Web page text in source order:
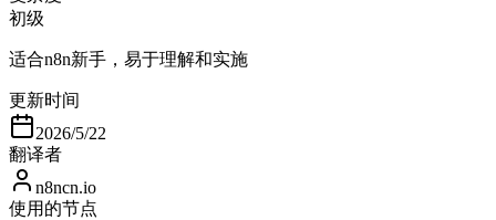
初级
适合n8n新手，易于理解和实施
更新时间
2026/5/22
翻译者
n8ncn.io
使用的节点